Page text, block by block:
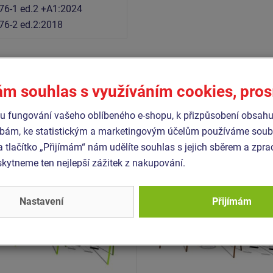
1 ed.2 +A1:2024
2 ed.2:2018
Podobnézboží
6521K-15
pětihoupačka -
(v.p. 1,5 m)
Produkt - REH-6425K-15
Řetězová čtyřhoupačka -
celokovová (v.p. 1,5 m)
souhlas s využíváním cookies,
fungování vašeho oblíbeného e-shopu, k přizpůsobení
ke statistickým a marketingovým účelům používáme
tlačítko „Přijímám“ nám udělíte souhlas s jejich sběrem a
ten nejlepší zážitek z nakupování.
Nastavení Přijímám